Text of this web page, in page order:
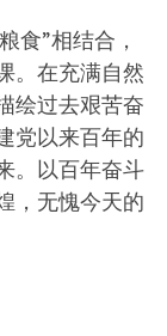
食”相结合，
。在充满自然
绘过去艰苦奋
党以来百年的
。以百年奋斗
，无愧今天的